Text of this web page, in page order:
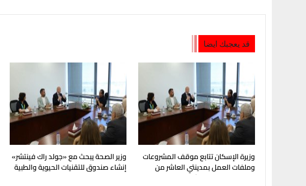
قد يعجبك ايضا
وزيرة الإسكان تتابع موقف المشروعات
وملفات العمل بمدينتي العاشر من
رمضان وحدائق العاشر
وزير الصحة يبحث مع «جولد راك فينتشر»
إنشاء صندوق للتقنيات الحيوية والطبية